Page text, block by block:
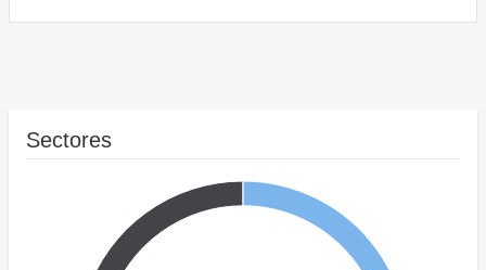
Sectores